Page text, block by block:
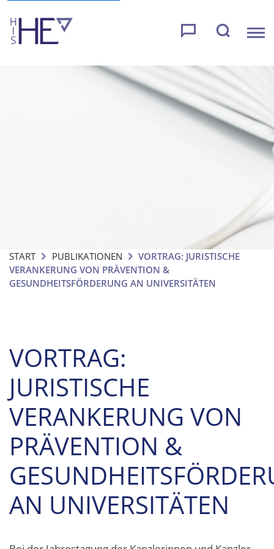
START PUBLIKATIONEN
VORTRAG: JURISTISCHE
VERANKERUNG VON PRÄVENTION &
GESUNDHEITSFÖRDERUNG AN UNIVERSITÄTEN
VORTRAG:
JURISTISCHE
VERANKERUNG VON
PRÄVENTION &
AN UNIVERSITÄTEN